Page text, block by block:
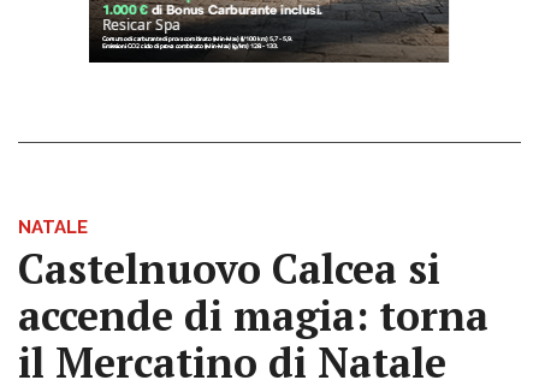
NATALE
Castelnuovo Calcea si
accende di magia: torna
il Mercatino di Natale